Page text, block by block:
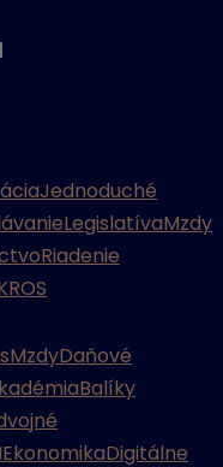
Jednoduché
LegislatívaMzdy
Riadenie
MzdyDaňové
Balíky
EkonomikaDigitálne